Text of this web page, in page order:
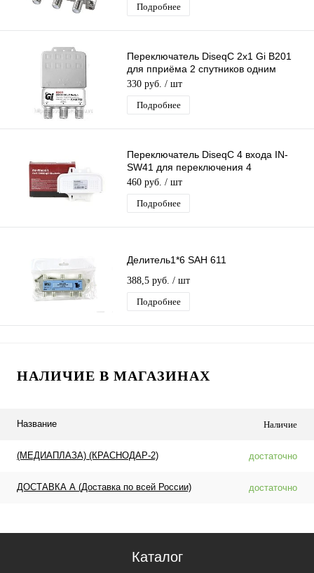
Подробнее
Переключатель DiseqC 2х1 Gi B201
для пприёма 2 спутников одним
ресивером (приставкой )с кожухом
330 руб. / шт
Подробнее
Переключатель DiseqC 4 входа IN-
SW41 для переключения 4
конвертеров одним ресивером
(приставкой)
460 руб. / шт
Подробнее
Делитель1*6 SAH 611
388,5 руб. / шт
Подробнее
НАЛИЧИЕ В МАГАЗИНАХ
Название Наличие
(МЕДИАПЛАЗА) (КРАСНОДАР-2) достаточно
ДОСТАВКА А (Доставка по всей России) достаточно
Каталог